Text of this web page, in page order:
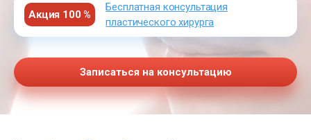
Акция 100 %
Бесплатная консультация
пластического хирурга
Записаться на консультацию